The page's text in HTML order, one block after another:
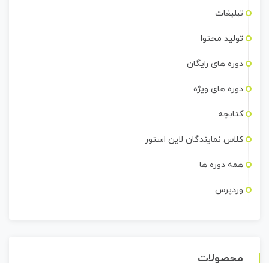
تبلیغات
تولید محتوا
دوره های رایگان
دوره های ویژه
کتابچه
کلاس نمایندگان لاین استور
همه دوره ها
وردپرس
محصولات